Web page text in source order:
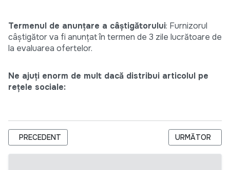
Termenul de anunțare a câștigătorului: Furnizorul
câștigător va fi anunțat în termen de 3 zile lucrătoare de
la evaluarea ofertelor.
Ne ajuți enorm de mult dacă distribui articolul pe
rețele sociale:
ARTICOL PRECEDENT: TENDER- SERVICII DE ELABORARE
PRECEDENT ARTICOLUL
URMĂTOR